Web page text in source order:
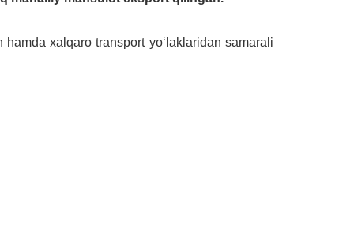
xalqaro transport yoʻlaklaridan samarali